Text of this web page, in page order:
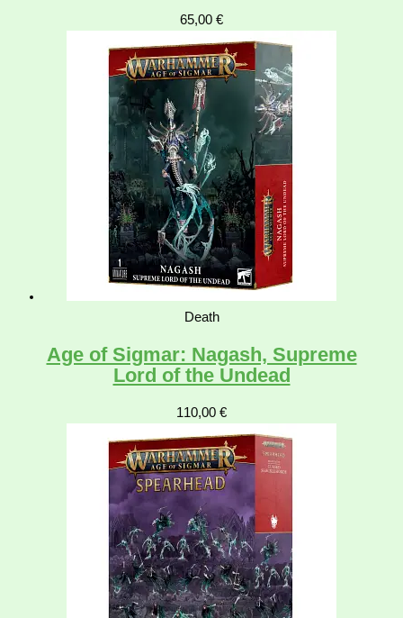
65,00 €
Death
Age of Sigmar: Nagash, Supreme
Lord of the Undead
110,00 €